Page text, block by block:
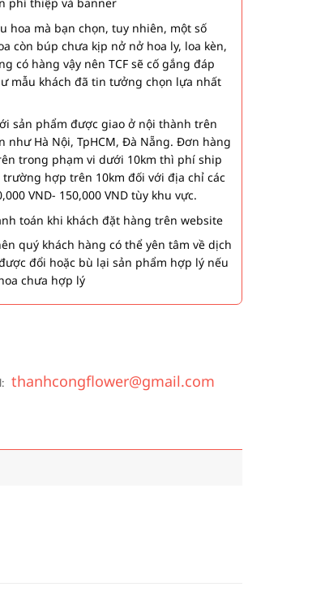
phí thiệp và banner
hoa mà bạn chọn, tuy nhiên, một số
còn búp chưa kịp nở nở hoa ly, loa kèn,
có hàng vậy nên TCF sẽ cố gắng đáp
mẫu khách đã tin tưởng chọn lựa nhất
sản phẩm được giao ở nội thành trên
như Hà Nội, TpHCM, Đà Nẵng. Đơn hàng
trong phạm vi dưới 10km thì phí ship
trường hợp trên 10km đối với địa chỉ các
VND- 150,000 VND tùy khu vực.
toán khi khách đặt hàng trên website
quý khách hàng có thể yên tâm về dịch
đổi hoặc bù lại sản phẩm hợp lý nếu
chưa hợp lý
thanhcongflower@gmail.com